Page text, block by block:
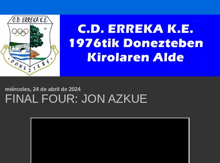
miércoles, 24 de abril de 2024
FINAL FOUR: JON AZKUE